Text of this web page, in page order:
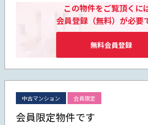
この物件をご覧頂くに
会員登録（無料）が必要
無料会員登録
中古マンション 会員限定
会員限定物件です